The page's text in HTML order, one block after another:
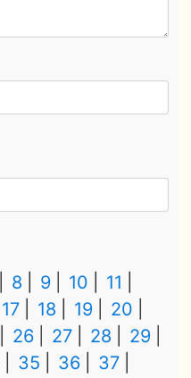
8 9 10
11
17 18 19
20
26 27 28
29
35 36
37